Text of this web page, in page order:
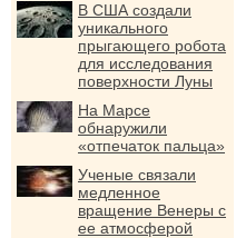
В США создали
уникального
прыгающего робота
для исследования
поверхности Луны
На Марсе
обнаружили
«отпечаток пальца»
Ученые связали
медленное
вращение Венеры с
ее атмосферой